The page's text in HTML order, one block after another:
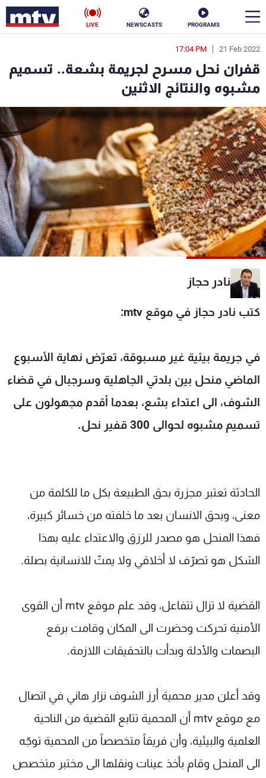
PROGRAMS
NEWSCASTS
LIVE
21 Feb 2022
17:04 PM
قفران نحل مسرح لجريمة بشعة.. تسميم
مشبوه والنتائج الاثنين
نادر حجاز
كتب نادر حجاز في موقع mtv:
في جريمة بيئية غير مسبوقة، تعرّض نهاية الأسبوع
الماضي منحل بين بلدتي الجاهلية وسرجبال في قضاء
الشوف، الى اعتداء بشع، بعدما أقدم مجهولون على
تسميم مشبوه لحوالى 300 قفير نحل.
الحادثة تعتبر مجزرة بحق الطبيعة بكل ما للكلمة من
معنى، وبحق الانسان بعد ما خلفته من خسائر كبيرة،
فهذا المنحل هو مصدر للرزق والاعتداء عليه بهذا
الشكل هو تصرّف لا أخلاقي ولا يمتّ للانسانية بصلة.
القضية لا تزال تتفاعل، وقد علم موقع mtv أن القوى
الأمنية تحركت وحضرت الى المكان وقامت برفع
البصمات والأدلة وبدأت بالتحقيقات اللازمة.
وقد أعلن مدير محمية أرز الشوف نزار هاني في اتصال
مع موقع mtv أن المحمية تتابع القضية من الناحية
العلمية والبيئية، وأن فريقاً متخصصاً من المحمية توجّه
الى المنحل وقام بأخذ عينات ونقلها الى مختبر متخصص
en
الأخبار
سياسة ناس
إقتصاد فن
منوعات رياضة
كأس العالم
البرامج
شاهد البرامج
الترددات
لاعلاناتكم
شروط الإسـتخدام